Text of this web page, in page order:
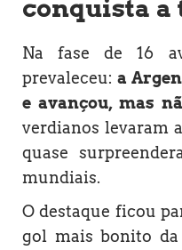
conquista a
Na fase de 16
prevaleceu: a
e avançou, mas
verdianos levaram
quase
mundiais.
O destaque ficou
gol mais bonito da